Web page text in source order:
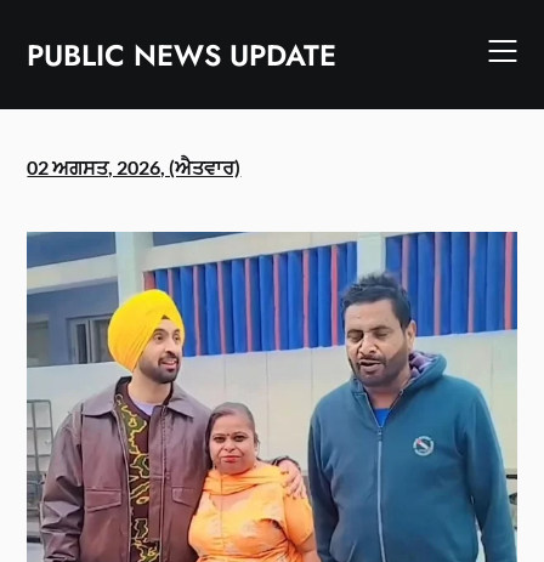
contentPUBLIC NEWS UPDATE
02 ਅਗਸਤ, 2026, (ਐਤਵਾਰ)